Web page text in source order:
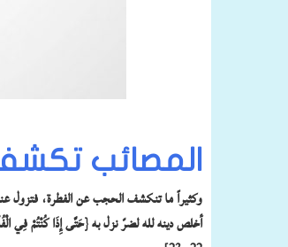
المصائب
وكثيراً ما تنكشف الحجب عن الفطرة، فتزول